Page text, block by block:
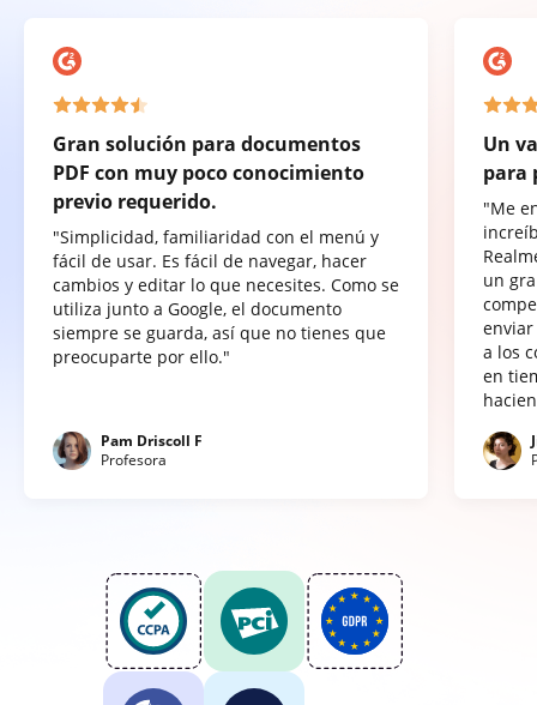
Gran solución para documentos
PDF con muy poco conocimiento
previo requerido.
"Simplicidad, familiaridad con el menú y
fácil de usar. Es fácil de navegar, hacer
cambios y editar lo que necesites. Como se
utiliza junto a Google, el documento
siempre se guarda, así que no tienes que
preocuparte por ello."
Pam Driscoll F
Profesora
Un
para
"Me
un
a los
en